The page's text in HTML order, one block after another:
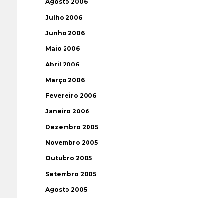
Agosto 2006
Julho 2006
Junho 2006
Maio 2006
Abril 2006
Março 2006
Fevereiro 2006
Janeiro 2006
Dezembro 2005
Novembro 2005
Outubro 2005
Setembro 2005
Agosto 2005